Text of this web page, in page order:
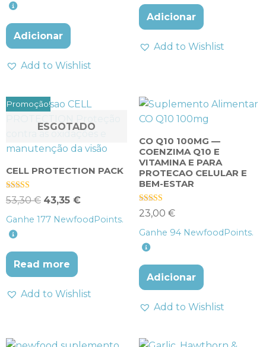
Adicionar
Add to Wishlist
Adicionar
Add to Wishlist
ESGOTADO
Promoção!
CELL PROTECTION PACK
Avaliação
4.50
53,30€ 43,35 €
Ganhe 177 NewfoodPoints.
Read more
Add to Wishlist
CO Q10 100MG —
COENZIMA Q10 E
VITAMINA E PARA
PROTECAO CELULAR E
BEM-ESTAR
Avaliação
5.00
23,00 €
Ganhe 94 NewfoodPoints.
Adicionar
Add to Wishlist